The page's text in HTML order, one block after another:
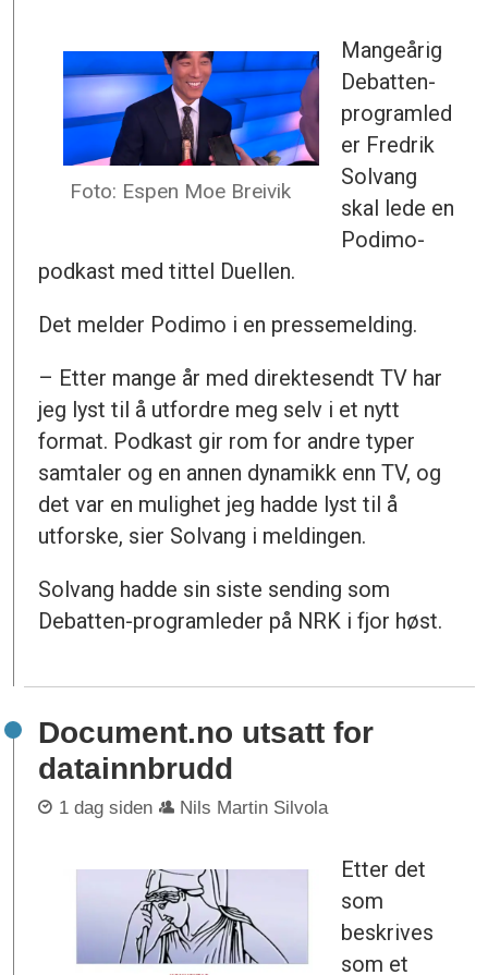
Foto: Espen Moe Breivik
Mangeårig
Debatten-
programled
er Fredrik
Solvang
skal lede en
Podimo-
podkast med tittel Duellen.
Det melder Podimo i en pressemelding.
– Etter mange år med direktesendt TV har
jeg lyst til å utfordre meg selv i et nytt
format. Podkast gir rom for andre typer
samtaler og en annen dynamikk enn TV, og
det var en mulighet jeg hadde lyst til å
utforske, sier Solvang i meldingen.
Solvang hadde sin siste sending som
Debatten-programleder på NRK i fjor høst.
Document.no utsatt for
datainnbrudd
1 dag siden Nils Martin Silvola
Etter det
som
beskrives
som et